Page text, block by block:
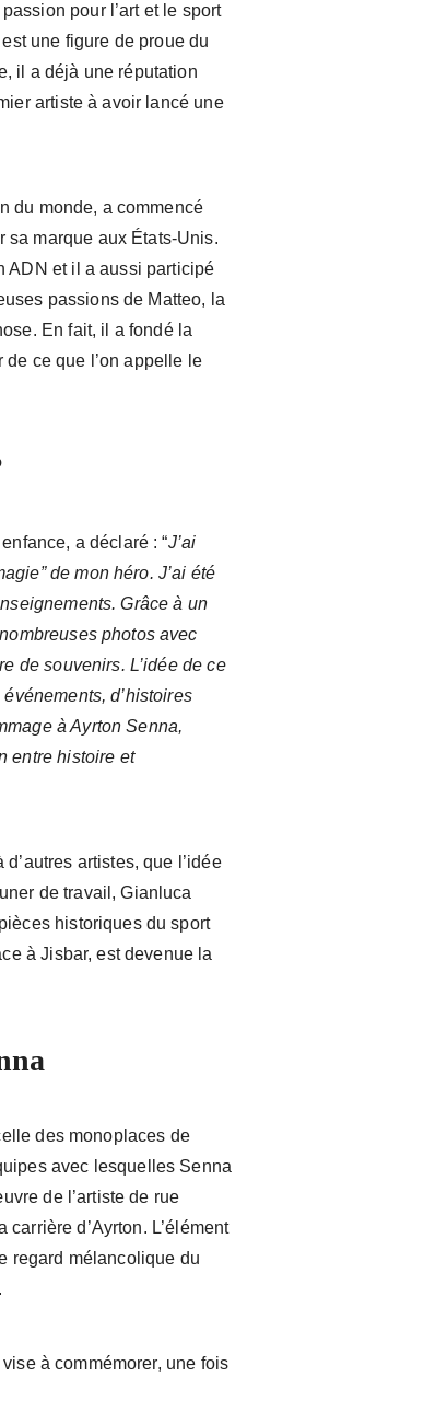
pour l’art et le sport
une figure de proue du
il a déjà une réputation
artiste à avoir lancé une
du monde, a commencé
sa marque aux États-Unis.
ADN et il a aussi participé
passions de Matteo, la
En fait, il a fondé la
ce que l’on appelle le
a déclaré : “J’ai
de mon héro. J’ai été
Grâce à un
photos avec
de souvenirs. L’idée de ce
d’histoires
à Ayrton Senna,
entre histoire et
artistes, que l’idée
de travail, Gianluca
historiques du sport
à Jisbar, est devenue la
des monoplaces de
avec lesquelles Senna
de l’artiste de rue
d’Ayrton. L’élément
regard mélancolique du
vise à commémorer, une fois